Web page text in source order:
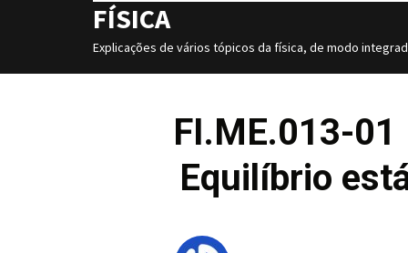
FÍSICA
Explicações de vários tópicos da física, de modo
FI.ME.013-
Equilíbrio